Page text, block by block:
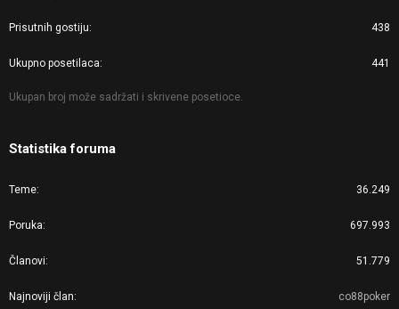
Prisutnih gostiju 438
Ukupno posetilaca 441
Ukupan broj može sadržati i skrivene posetioce.
Statistika foruma
Teme 36.249
Poruka 697.993
Članovi 51.779
Najnoviji član co88poker